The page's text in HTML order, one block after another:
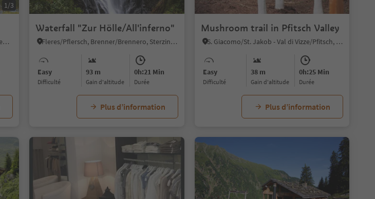
1/3
Pennes di Fuori/Ausserpens, Sarntal/Sarentino, Sterzing/Vipiteno and environs
Waterfall "Zur Hölle/All'inferno"
Fleres/Pflersch, Brenner/Brennero, Sterzing/Vipiteno and environs
Easy
Difficulté
93 m
Gain d'altitude
0h:21 Min
durée
Plus d’information
Mushroom trail in Pfitsch Valley
S. Giacomo/St. Jakob - Val di Vizze/Pfitsch, Pfitsch/Val di Vizze, Sterzing/Vipiteno and environs
Easy
Difficulté
38 m
Gain d'altitude
0h:25 Min
durée
Plus d’information